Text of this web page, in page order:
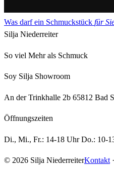
Was darf ein Schmuckstück für
Silja Niederreiter
So viel Mehr als Schmuck
Soy Silja Showroom
An der Trinkhalle 2b 65812 Bad
Öffnungszeiten
Di., Mi., Fr.: 14-18 Uhr Do.: 10-
© 2026 Silja NiederreiterKontakt ·